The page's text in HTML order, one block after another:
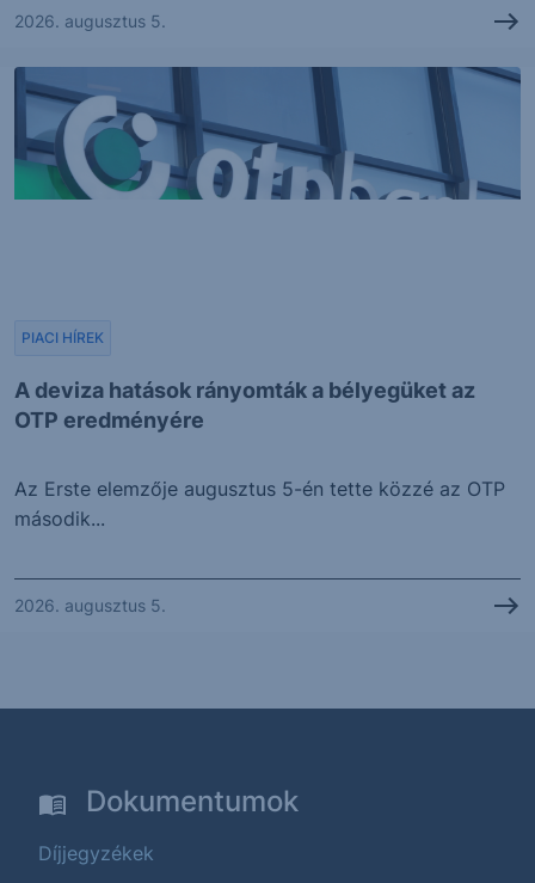
2026. augusztus 5.
A deviza hatások rányomták a bélyegüket az
OTP eredményére
PIACI HÍREK
Az Erste elemzője augusztus 5-én tette közzé az OTP
második...
2026. augusztus 5.
Dokumentumok
Díjjegyzékek